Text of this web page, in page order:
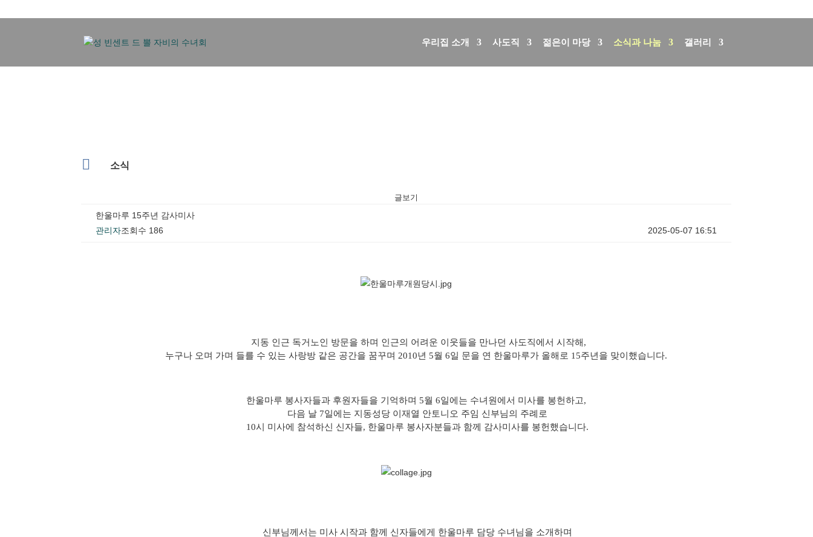
우리집 소개 사도직 젊은이 마당 소식과 나눔 갤러리
 소식
글보기
한울마루 15주년 감사미사
관리자조회수 186 2025-05-07 16:51
지동 인근 독거노인 방문을 하며 인근의 어려운 이웃들을 만나던 사도직에서 시작해,
누구나 오며 가며 들를 수 있는 사랑방 같은 공간을 꿈꾸며 2010년 5월 6일 문을 연 한울마루가 올해로 15주년을 맞이했습니다.
한울마루 봉사자들과 후원자들을 기억하며 5월 6일에는 수녀원에서 미사를 봉헌하고,
다음 날 7일에는 지동성당 이재열 안토니오 주임 신부님의 주례로
10시 미사에 참석하신 신자들, 한울마루 봉사자분들과 함께 감사미사를 봉헌했습니다.
신부님께서는 미사 시작과 함께 신자들에게 한울마루 담당 수녀님을 소개하며